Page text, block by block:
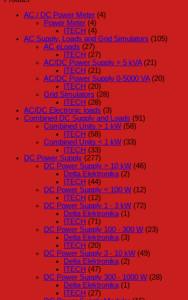
AC / DC Power Meter (4)
Power Meter (4)
ITECH (4)
AC Supply, Loads and Grid Simulators (105)
AC eLoads (27)
ITECH (27)
AC/DC Power Supply > 5 kVA (21)
ITECH (21)
AC/DC Power Supply 0-5000 VA (20)
ITECH (20)
Grid Simulators (28)
ITECH (28)
AC/DC Electronic loads (3)
Combined DC Supply and Loads (91)
Combined Units > 1 kW (58)
ITECH (58)
Combined Units < 1 kW (33)
ITECH (33)
DC Power Supply (277)
DC Power Supply > 10 kW (46)
Delta Elektronika (2)
ITECH (44)
DC Power Supply < 100 W (12)
ITECH (12)
DC Power Supply 1 - 3 kW (72)
Delta Elektronika (1)
ITECH (71)
DC Power Supply 100 - 300 W (23)
Delta Elektronika (3)
ITECH (20)
DC Power Supply 3 - 10 kW (49)
Delta Elektronika (2)
ITECH (47)
DC Power Supply 300 - 1000 W (28)
Delta Elektronika (1)
ITECH (27)